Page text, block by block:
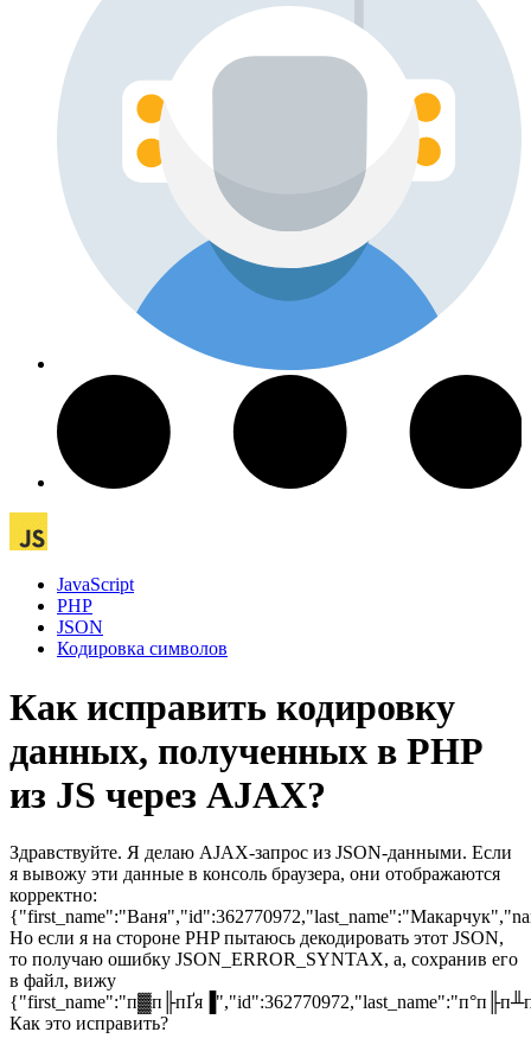
JavaScript
PHP
JSON
Кодировка символов
Как исправить кодировку
данных, полученных в PHP
из JS через AJAX?
Здравствуйте. Я делаю AJAX-запрос из JSON-данными. Если
я вывожу эти данные в консоль браузера, они отображаются
корректно:
Но если я на стороне PHP пытаюсь декодировать этот JSON,
то получаю ошибку JSON_ERROR_SYNTAX, а, сохранив его
в файл, вижу
Как это исправить?